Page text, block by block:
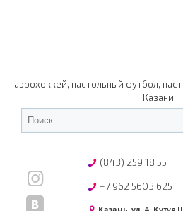
аэрохоккей, настольный футбол,
Казани
(843) 259 18 55
+7 962 5603 625